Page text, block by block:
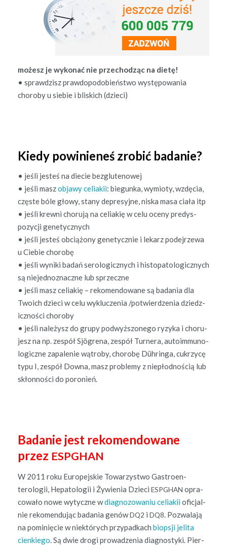
możesz je wykon­ać nie prze­chodząc na dietę!
• sprawdzisz praw­dopodobieńst­wo wys­tępowa­nia
choro­by u siebie i blis­kich (dzieci)
Kiedy powinieneś zrobić badanie?
• jeśli jesteś na diecie bezglutenowej
• jeśli maszobjawy celi­akii: biegun­ka, wymio­ty, wzdę­cia,
częste bóle głowy, stany depresyjne, niska masa ciała itp
• jeśli krewni cho­ru­ją na celi­ak­ię w celu oce­ny predys­
pozy­cji genetycznych
• jeśli jesteś obciążony gene­ty­cznie i lekarz pode­jrze­wa
u Ciebie chorobę
• jeśli wyni­ki badań sero­log­icznych i histopa­to­log­icznych
są niejed­noz­naczne lub sprzeczne
• jeśli masz celi­ak­ię – rekomen­dowane są bada­nia dla
Twoich dzieci w celu wyk­luczenia /potwierdzenia dziedz­
icznoś­ci choroby
• jeśli należysz do grupy pod­wyżs­zonego ryzy­ka i cho­ru­
jesz na np. zespół Sjö­grena, zespół Turn­era, autoim­muno­
log­iczne zapale­nie wątro­by, chorobę Dühringa, cukrzy­cę
typu I, zespół Dow­na, masz prob­le­my z niepłod­noś­cią lub
skłon­noś­ci do poronień.
Badanie jest rekomendowane
przez ESPGHAN
W 2011 roku Europe­jskie Towarzyst­wo Gas­troen­
terologii, Hepa­tologii i Żywienia Dzieci ESPGHAN opra­
cow­ało nowe wyty­czne wdiag­no­zowa­niu celi­akiiofic­jal­
nie rekomen­du­jąc bada­nia genówDQ2 i DQ8 . Pozwala­ją
na pominię­cie w niek­tórych przy­pad­kach biop­sji jeli­ta
cienkiego . Są dwie dro­gi prowadzenia diag­nos­ty­ki. Pier­